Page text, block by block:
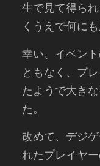
生で見て得ら
くうえで何に
幸い、イベン
ともなく、プ
たようで大き
た。
改めて、デジ
れたプレイヤ